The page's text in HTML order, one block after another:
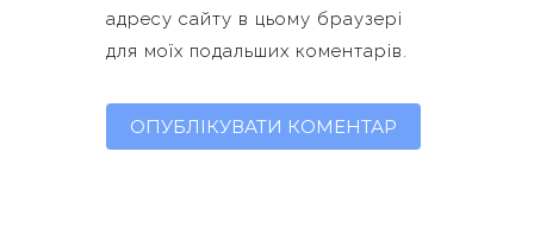
адресу сайту в цьому браузері
для моїх подальших коментарів.